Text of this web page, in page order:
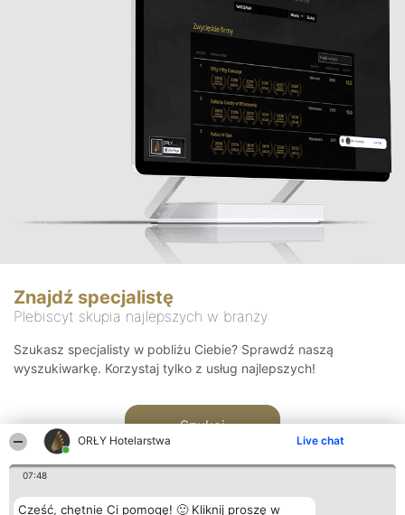
ORŁY Hotelarstwa Live chat
07:48
Cześć, chętnie Ci pomogę! 🙂 Kliknij proszę w
Znajdź specjalistę
Plebiscyt skupia najlepszych w branży
Szukasz specjalisty w pobliżu Ciebie? Sprawdź naszą
wyszukiwarkę. Korzystaj tylko z usług najlepszych!
Szukaj